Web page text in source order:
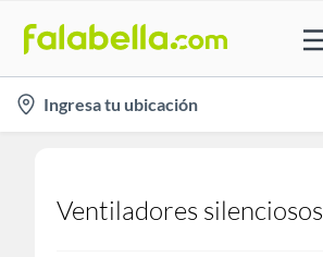
location-
icon
Ingresa tu ubicación
Ventiladores silenciosos